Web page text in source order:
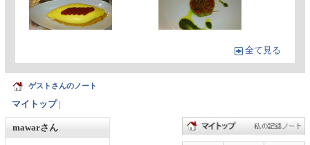
全て見る
ゲストさんのノート
マイトップ|
mawarさん